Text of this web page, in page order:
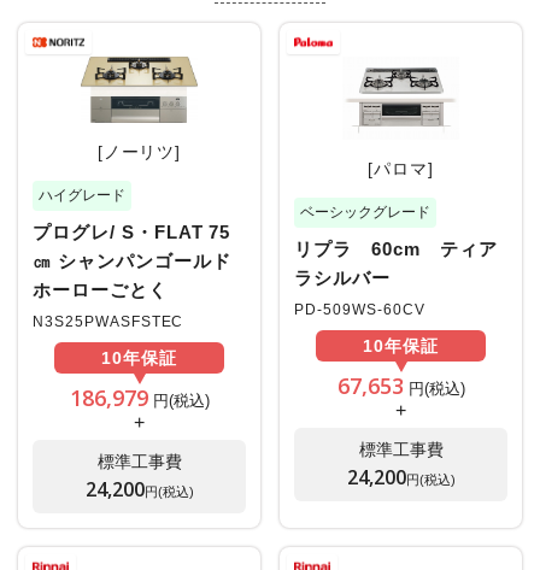
[ノーリツ]
ハイグレード
プログレ/ S・FLAT 75
㎝ シャンパンゴールド
ホーローごとく
N3S25PWASFSTEC
10年保証
186,979円(税込)
+
標準工事費
24,200円(税込)
[パロマ]
ベーシックグレード
リプラ 60cm ティア
ラシルバー
PD-509WS-60CV
10年保証
67,653 円(税込)
+
標準工事費
24,200円(税込)